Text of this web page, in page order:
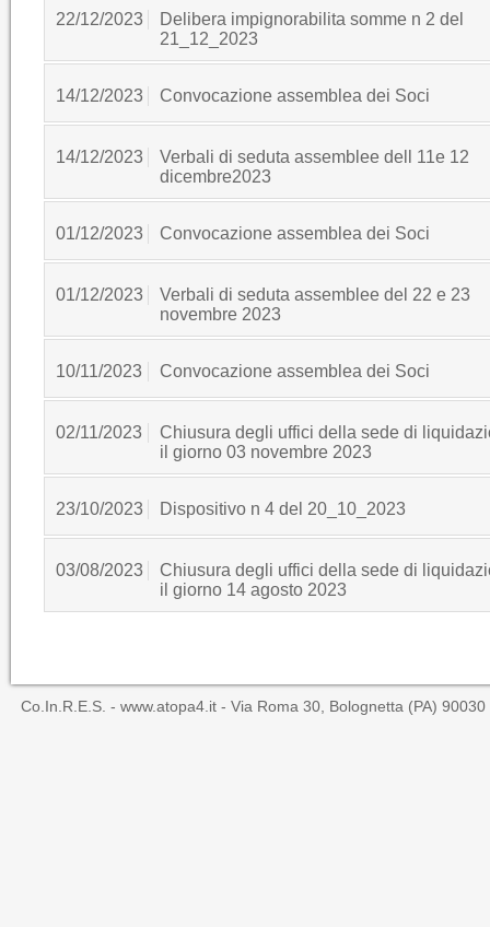
22/12/2023
Delibera impignorabilita somme n 2 del
21_12_2023
14/12/2023 Convocazione assemblea dei Soci
14/12/2023
Verbali di seduta assemblee dell 11e 12
dicembre2023
01/12/2023 Convocazione assemblea dei Soci
01/12/2023
Verbali di seduta assemblee del 22 e 23
novembre 2023
10/11/2023 Convocazione assemblea dei Soci
02/11/2023
Chiusura degli uffici della sede di
il giorno 03 novembre 2023
23/10/2023 Dispositivo n 4 del 20_10_2023
03/08/2023
Chiusura degli uffici della sede di
il giorno 14 agosto 2023
Co.In.R.E.S. - www.atopa4.it - Via Roma 30, Bolognetta (PA)